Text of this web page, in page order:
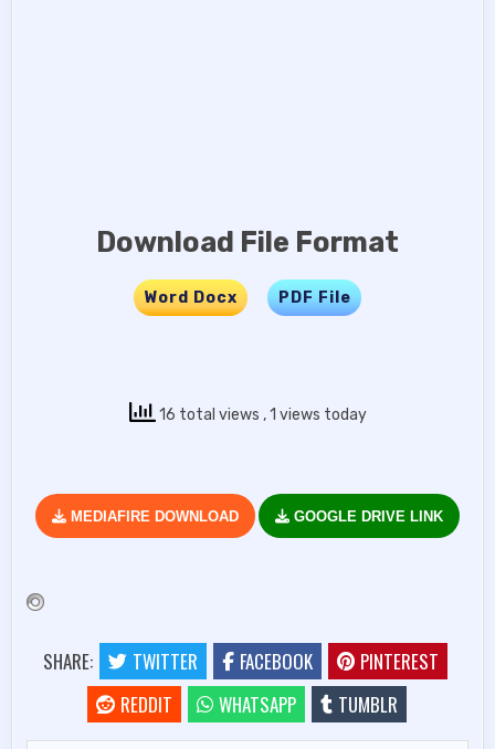
Download File Format
Word Docx ….. PDF File
16 total views , 1 views today
MEDIAFIRE DOWNLOAD GOOGLE DRIVE LINK
SHARE: TWITTER FACEBOOK
PINTEREST
REDDIT
WHATSAPP TUMBLR